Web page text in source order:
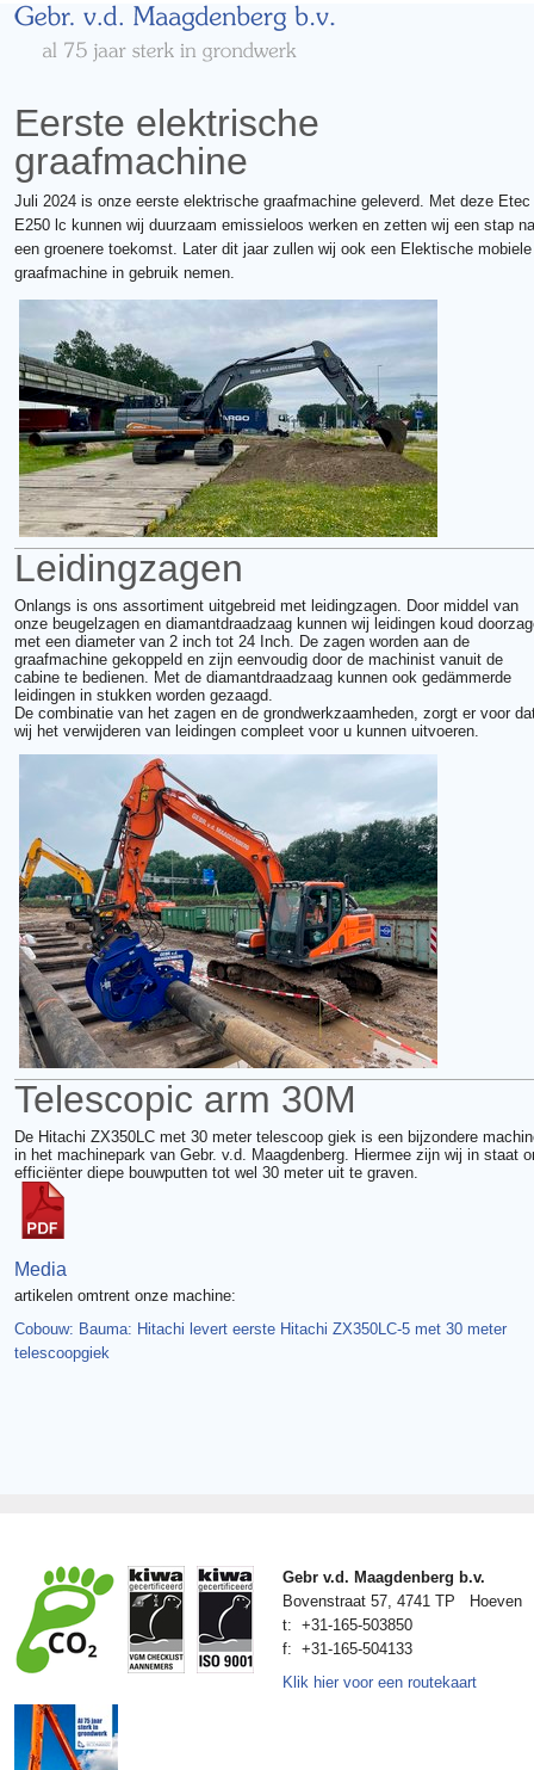
Eerste elektrische
graafmachine
Juli 2024 is onze eerste elektrische graafmachine geleverd. Met deze Etec
E250 lc kunnen wij duurzaam emissieloos werken en zetten wij een stap
een groenere toekomst. Later dit jaar zullen wij ook een Elektische mobiele
graafmachine in gebruik nemen.
Leidingzagen
Onlangs is ons assortiment uitgebreid met leidingzagen. Door middel van
onze beugelzagen en diamantdraadzaag kunnen wij leidingen koud
met een diameter van 2 inch tot 24 Inch. De zagen worden aan de
graafmachine gekoppeld en zijn eenvoudig door de machinist vanuit de
cabine te bedienen. Met de diamantdraadzaag kunnen ook gedämmerde
leidingen in stukken worden gezaagd.
De combinatie van het zagen en de grondwerkzaamheden, zorgt er voor
wij het verwijderen van leidingen compleet voor u kunnen uitvoeren.
Telescopic arm 30M
De Hitachi ZX350LC met 30 meter telescoop giek is een bijzondere
in het machinepark van Gebr. v.d. Maagdenberg. Hiermee zijn wij in staat
efficiënter diepe bouwputten tot wel 30 meter uit te graven.
Media
artikelen omtrent onze machine:
Cobouw: Bauma: Hitachi levert eerste Hitachi ZX350LC-5 met 30 meter
telescoopgiek
Gebr v.d. Maagdenberg b.v.
Bovenstraat 57, 4741 TP Hoeven
t: +31-165-503850
f: +31-165-504133
Klik hier voor een routekaart